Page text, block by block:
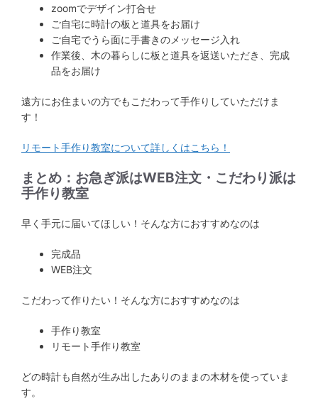
zoomでデザイン打合せ
ご自宅に時計の板と道具をお届け
ご自宅でうら面に手書きのメッセージ入れ
作業後、木の暮らしに板と道具を返送いただき、完成
品をお届け
遠方にお住まいの方でもこだわって手作りしていただけま
す！
リモート手作り教室について詳しくはこちら！
まとめ：お急ぎ派はWEB注文・こだわり派は
手作り教室
早く手元に届いてほしい！そんな方におすすめなのは
完成品
WEB注文
こだわって作りたい！そんな方におすすめなのは
手作り教室
リモート手作り教室
どの時計も自然が生み出したありのままの木材を使っていま
す。